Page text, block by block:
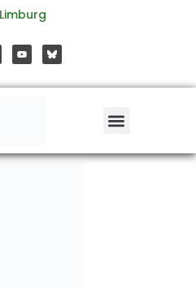
o
u
t
b
e